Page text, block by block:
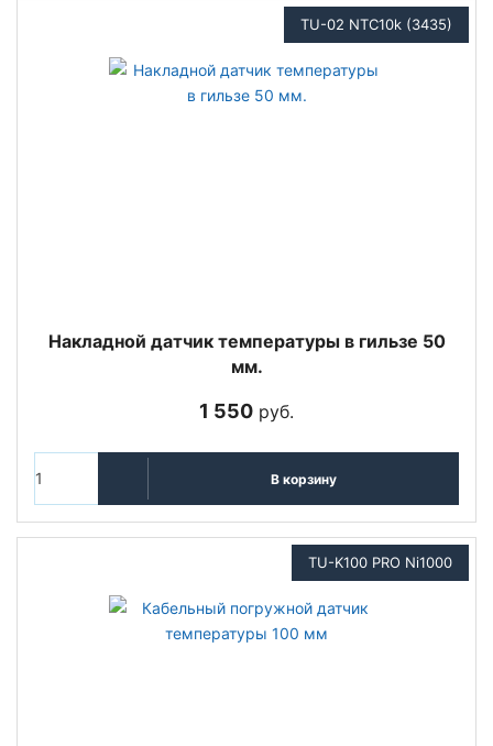
TU-02 NTC10k (3435)
Накладной датчик температуры в гильзе 50
мм.
1 550 руб.
В корзину
TU-K100 PRO Ni1000